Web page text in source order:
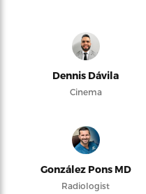
Dennis Dávila
Cinema
González Pons MD
Radiologist